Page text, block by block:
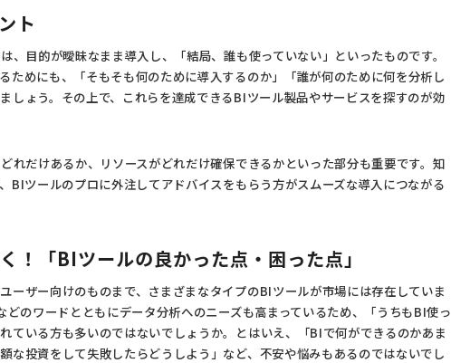
ト
、目的が曖昧なまま導入し、「結局、誰も使っていない」といったものです。
ためにも、「そもそも何のために導入するのか」「誰が何のために何を分析し
しょう。その上で、これらを達成できるBIツール製品やサービスを探すのが効
れだけあるか、リソースがどれだけ確保できるかといった部分も重要です。知
BIツールのプロに外注してアドバイスをもらう方がスムーズな導入につながる
！「BIツールの良かった点・困った点」
ーザー向けのものまで、さまざまなタイプのBIツールが市場には存在していま
のワードとともにデータ分析へのニーズも高まっているため、「うちもBI使っ
ている方も多いのではないでしょうか。とはいえ、「BIで何ができるのかあま
な投資をして失敗したらどうしよう」など、不安や悩みもあるのではないでし